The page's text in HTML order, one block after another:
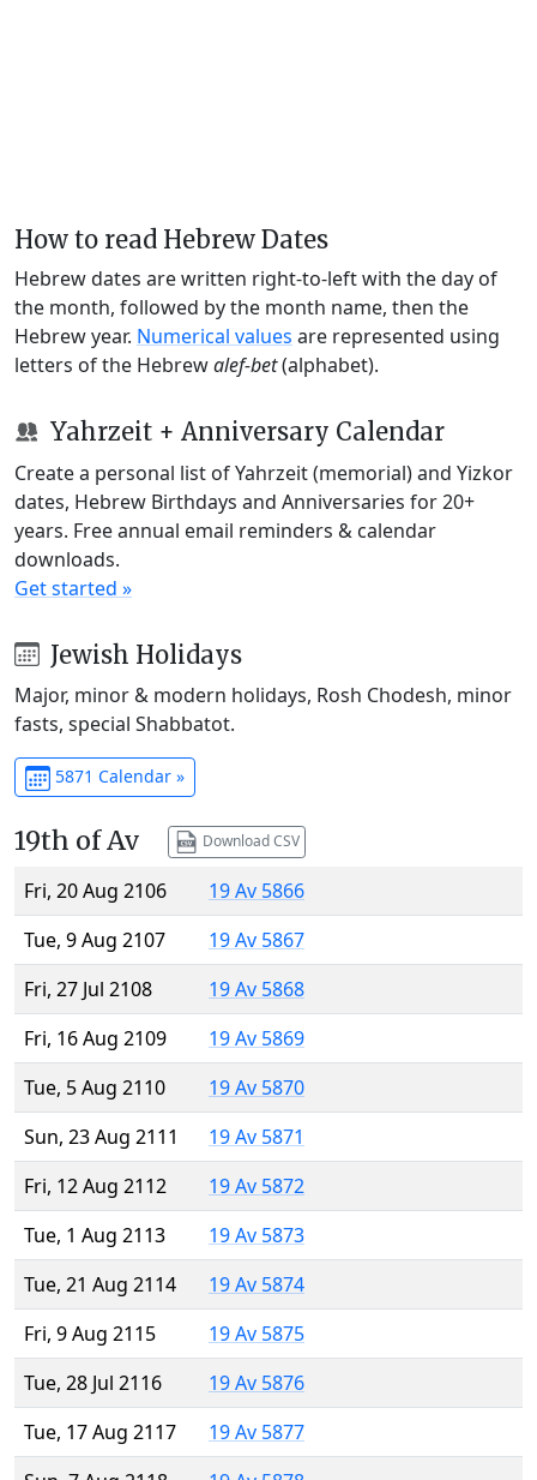
How to read Hebrew Dates
Hebrew dates are written right-to-left with the day of
the month, followed by the month name, then the
Hebrew year. Numerical values are represented using
letters of the Hebrewalef-bet(alphabet).
Yahrzeit + Anniversary Calendar
Create a personal list of Yahrzeit (memorial) and Yizkor
dates, Hebrew Birthdays and Anniversaries for 20+
years. Free annual email reminders & calendar
downloads.
Get started »
Jewish Holidays
Major, minor & modern holidays, Rosh Chodesh, minor
fasts, special Shabbatot.
5871 Calendar »
19th of Av Download CSV
Fri, 20 Aug 2106
19 Av 5866
Tue, 9 Aug 2107
19 Av 5867
Fri, 27 Jul 2108
19 Av 5868
Fri, 16 Aug 2109
19 Av 5869
Tue, 5 Aug 2110
19 Av 5870
Sun, 23 Aug 2111
19 Av 5871
Fri, 12 Aug 2112
19 Av 5872
Tue, 1 Aug 2113
19 Av 5873
Tue, 21 Aug 2114
19 Av 5874
Fri, 9 Aug 2115
19 Av 5875
Tue, 28 Jul 2116
19 Av 5876
Tue, 17 Aug 2117
19 Av 5877